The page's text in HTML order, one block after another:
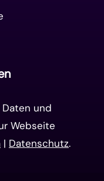
und
Webseite
| Datenschutz.